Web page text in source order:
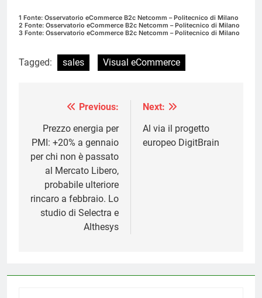
1 Fonte: Osservatorio eCommerce B2c Netcomm – Politecnico di Milano
2 Fonte: Osservatorio eCommerce B2c Netcomm – Politecnico di Milano
3 Fonte: Osservatorio eCommerce B2c Netcomm – Politecnico di Milano
Tagged: sales Visual eCommerce
Navigazione
articoli
Previous:
Prezzo energia per
PMI: +20% a gennaio
per chi non è passato
al Mercato Libero,
probabile ulteriore
rincaro a febbraio. Lo
studio di Selectra e
Althesys
Next:
Al via il progetto
europeo DigitBrain